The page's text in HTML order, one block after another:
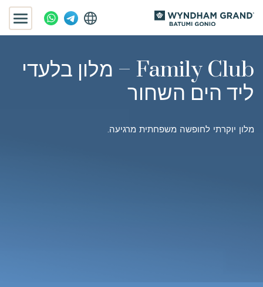
Family Club – מלון בלעדי
ליד הים השחור
מלון יוקרתי לחופשה משפחתית מרגיעה.